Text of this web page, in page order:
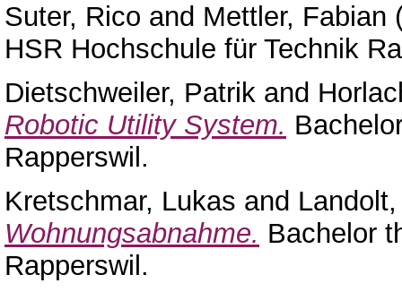
Suter, Rico and Mettler, Fabian
HSR Hochschule für Technik
Dietschweiler, Patrik and
Robotic Utility System.
Rapperswil.
Kretschmar, Lukas and
Wohnungsabnahme. Bachelor
Rapperswil.